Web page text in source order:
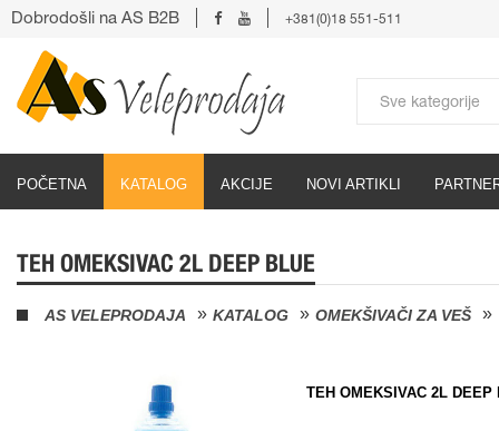
POČETNA KATALOG AKCIJE NOVI ARTIKLI
Dobrodošli na AS B2B +381(0)18 551-511
TEH OMEKSIVAC 2L DEEP BLUE
AS VELEPRODAJA KATALOG OMEKŠIVAČI ZA VEŠ
TEH OMEKSIVAC 2L DEEP